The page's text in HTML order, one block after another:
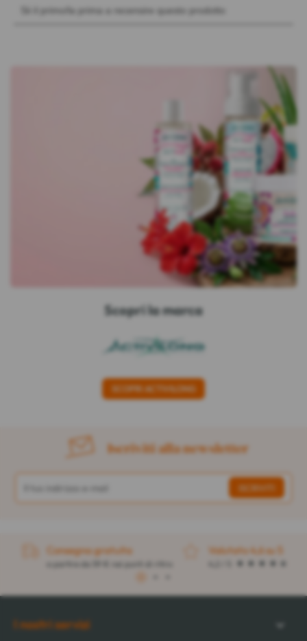
Scopri la marca
SCOPRI ACTIVILONG
Iscriviti alla newsletter
Consegna gratuita
a partire da 59 € nei punti di ritiro
Valutato 4,6 su 5
I nostri servizi